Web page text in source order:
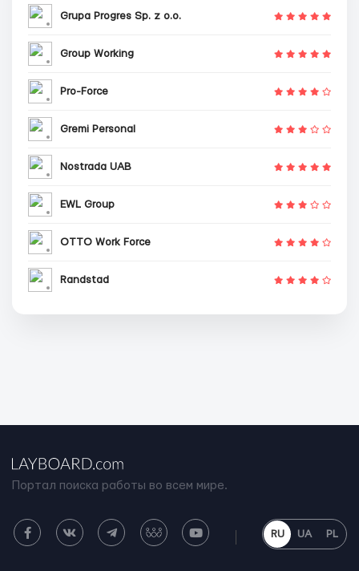
Grupa Progres Sp. z o.o.
Group Working
Pro-Force
Gremi Personal
Nostrada UAB
EWL Group
OTTO Work Force
Randstad
Портал поиска работы во всем мире.
RU UA PL